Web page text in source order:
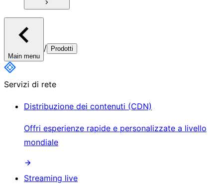
Main menu
/ Prodotti
Servizi di rete
Distribuzione dei contenuti (CDN)
Offri esperienze rapide e personalizzate a livello
mondiale
Streaming live